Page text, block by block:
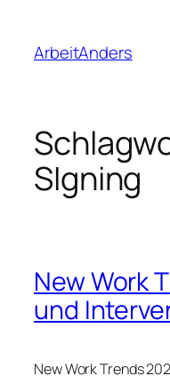
springen
ArbeitAnders
SIgning
New Work
und
New Work Trends